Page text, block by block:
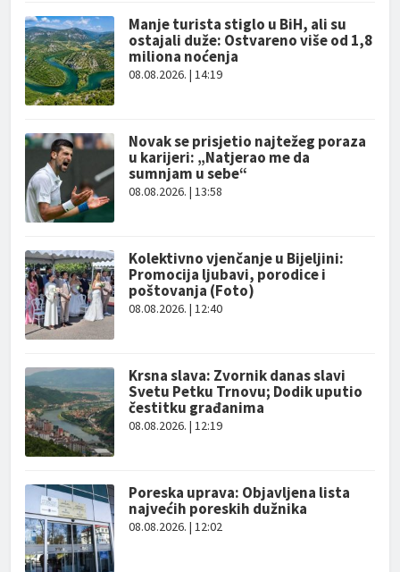
Manje turista stiglo u BiH, ali su
ostajali duže: Ostvareno više od 1,8
miliona noćenja
08.08.2026. | 14:19
Novak se prisjetio najtežeg poraza
u karijeri: „Natjerao me da
sumnjam u sebe“
08.08.2026. | 13:58
Kolektivno vjenčanje u Bijeljini:
Promocija ljubavi, porodice i
poštovanja (Foto)
08.08.2026. | 12:40
Krsna slava: Zvornik danas slavi
Svetu Petku Trnovu; Dodik uputio
čestitku građanima
08.08.2026. | 12:19
Poreska uprava: Objavljena lista
najvećih poreskih dužnika
08.08.2026. | 12:02